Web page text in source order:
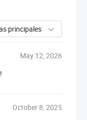
principales
May 12, 2026
October 8, 2025